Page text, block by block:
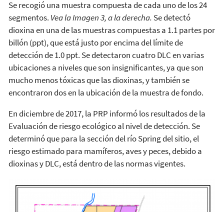
Se recogió una muestra compuesta de cada uno de los 24
segmentos. Vea la Imagen 3, a la derecha. Se detectó
dioxina en una de las muestras compuestas a 1.1 partes por
billón (ppt), que está justo por encima del límite de
detección de 1.0 ppt. Se detectaron cuatro DLC en varias
ubicaciones a niveles que son insignificantes, ya que son
mucho menos tóxicas que las dioxinas, y también se
encontraron dos en la ubicación de la muestra de fondo.
En diciembre de 2017, la PRP informó los resultados de la
Evaluación de riesgo ecológico al nivel de detección. Se
determinó que para la sección del río Spring del sitio, el
riesgo estimado para mamíferos, aves y peces, debido a
dioxinas y DLC, está dentro de las normas vigentes.